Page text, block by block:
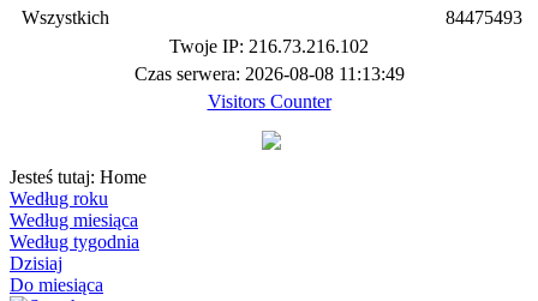
Wszystkich
84475493
Twoje IP: 216.73.216.102
Czas serwera: 2026-08-08 11:13:49
Visitors Counter
Jesteś tutaj: Home
Według roku
Według miesiąca
Według tygodnia
Dzisiaj
Do miesiąca